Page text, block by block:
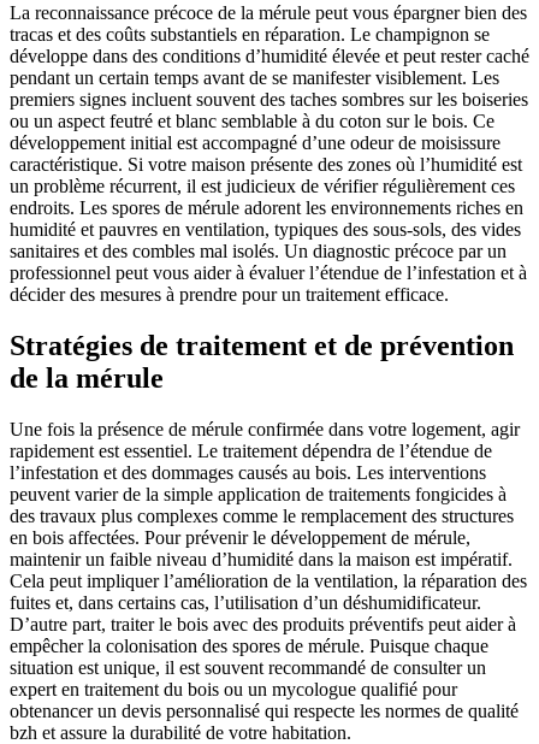
La reconnaissance précoce de la mérule peut vous épargner bien des
tracas et des coûts substantiels en réparation. Le champignon se
développe dans des conditions d’humidité élevée et peut rester caché
pendant un certain temps avant de se manifester visiblement. Les
premiers signes incluent souvent des taches sombres sur les boiseries
ou un aspect feutré et blanc semblable à du coton sur le bois. Ce
développement initial est accompagné d’une odeur de moisissure
caractéristique. Si votre maison présente des zones où l’humidité est
un problème récurrent, il est judicieux de vérifier régulièrement ces
endroits. Les spores de mérule adorent les environnements riches en
humidité et pauvres en ventilation, typiques des sous-sols, des vides
sanitaires et des combles mal isolés. Un diagnostic précoce par un
professionnel peut vous aider à évaluer l’étendue de l’infestation et à
décider des mesures à prendre pour un traitement efficace.
Stratégies de traitement et de prévention
de la mérule
Une fois la présence de mérule confirmée dans votre logement, agir
rapidement est essentiel. Le traitement dépendra de l’étendue de
l’infestation et des dommages causés au bois. Les interventions
peuvent varier de la simple application de traitements fongicides à
des travaux plus complexes comme le remplacement des structures
en bois affectées. Pour prévenir le développement de mérule,
maintenir un faible niveau d’humidité dans la maison est impératif.
Cela peut impliquer l’amélioration de la ventilation, la réparation des
fuites et, dans certains cas, l’utilisation d’un déshumidificateur.
D’autre part, traiter le bois avec des produits préventifs peut aider à
empêcher la colonisation des spores de mérule. Puisque chaque
situation est unique, il est souvent recommandé de consulter un
expert en traitement du bois ou un mycologue qualifié pour
obtenancer un devis personnalisé qui respecte les normes de qualité
bzh et assure la durabilité de votre habitation.